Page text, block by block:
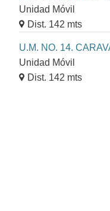
Unidad Móvil
Dist. 142 mts
U.M. NO. 14.
Unidad Móvil
Dist. 142 mts